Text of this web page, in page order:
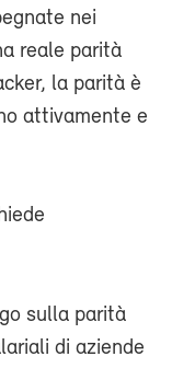
nei
reale parità
la parità è
attivamente e
sulla parità
di aziende